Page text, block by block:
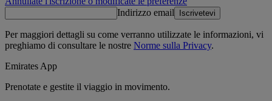
Indirizzo email
Iscrivetevi
Per maggiori dettagli su come verranno utilizzate le informazioni, vi
preghiamo di consultare le nostre Norme sulla Privacy.
Emirates App
Prenotate e gestite il viaggio in movimento.